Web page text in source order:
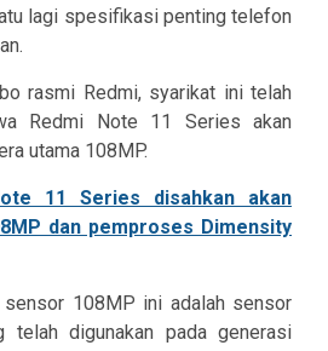
lagi spesifikasi penting telefon
rasmi Redmi, syarikat ini telah
Redmi Note 11 Series akan
utama 108MP.
sensor 108MP ini adalah sensor
telah digunakan pada generasi